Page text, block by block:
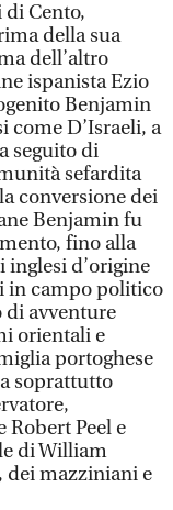
Cento,
della sua
dell’altro
ispanista Ezio
Benjamin
come D’Israeli, a
seguito di
sefardita
conversione dei
Benjamin fu
fino alla
inglesi d’origine
in campo politico
di avventure
orientali e
portoghese
soprattutto
Robert Peel e
di William
dei mazziniani e